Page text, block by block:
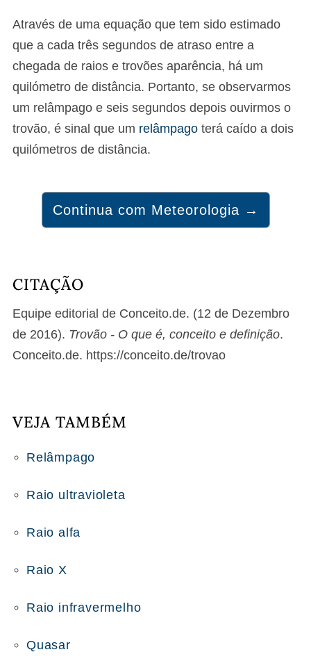
Através de uma equação que tem sido estimado
que a cada três segundos de atraso entre a
chegada de raios e trovões aparência, há um
quilómetro de distância. Portanto, se observarmos
um relâmpago e seis segundos depois ouvirmos o
trovão, é sinal que um relâmpago terá caído a dois
quilómetros de distância.
Continua com Meteorologia →
CITAÇÃO
Equipe editorial de Conceito.de. (12 de Dezembro
de 2016). Trovão - O que é, conceito e definição.
Conceito.de. https://conceito.de/trovao
VEJA TAMBÉM
Relâmpago
Raio ultravioleta
Raio alfa
Raio X
Raio infravermelho
Quasar